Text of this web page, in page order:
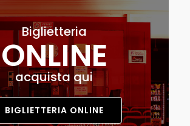
Biglietteria
ONLINE
acquista qui
BIGLIETTERIA ONLINE